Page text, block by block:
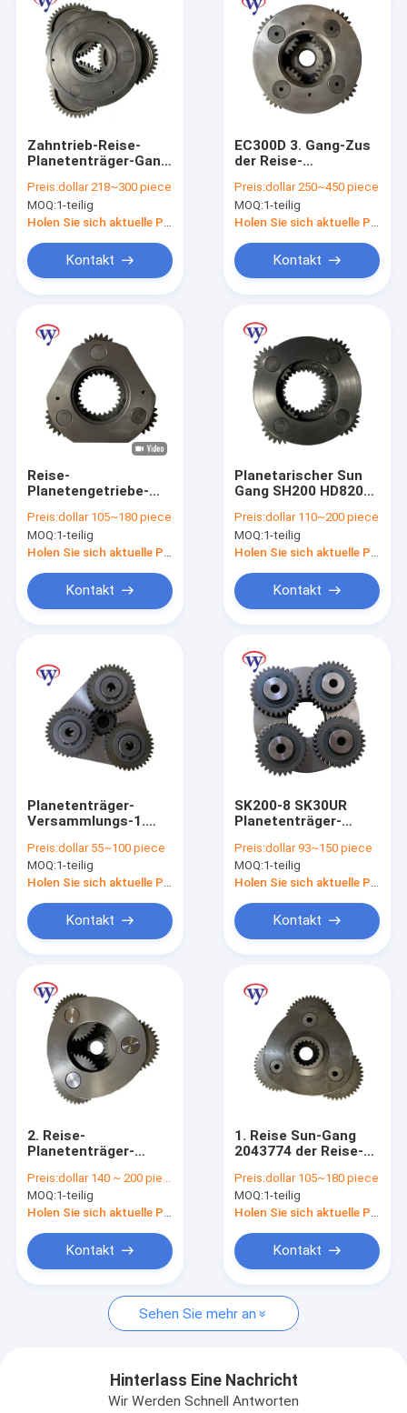
Produkte
Videos
Über uns
Kontakt mit uns
Neuigkeiten
Bitte um ein Angebot
Baggergetriebe
Achsantrieb-Abdeckung
Planetenträgerversammlung
Achsantrieb-Nabe
Achsantrieb-Wohnung
Getriebe Ring Gear
Planetengetriebe-Fördermaschine
Bagger Hydraulic Motor
BaggerAntriebsmotor
Bewegungsgetriebe-Teile
Zahntrieb-Reise-
Planetenträger-Gang
Planetenträger-
Versammlungs-
DH420 1.
Preis:dollar 218~300 piece
MOQ:1-teilig
Holen Sie sich aktuelle Preis
Kontakt
EC300D 3. Gang-Zus
der Reise-
Fördermaschinen-
VOE14599933 Sun
Preis:dollar 250~450 piece
MOQ:1-teilig
Holen Sie sich aktuelle Preis
Kontakt
Reise-
Planetengetriebe-
Gang-Zus
VOE14599946
EC300D 1.
Preis:dollar 105~180 piece
MOQ:1-teilig
Holen Sie sich aktuelle Preis
Kontakt
Planetarischer Sun
Gang SH200 HD820
LNM0265-1 2.
Preis:dollar 110~200 piece
MOQ:1-teilig
Holen Sie sich aktuelle Preis
Kontakt
Planetenträger-
Versammlungs-1.
SK30UR
planetarische Sun-
Gang-
Zus
Preis:dollar 55~100 piece
MOQ:1-teilig
Holen Sie sich aktuelle Preis
Kontakt
SK200-8 SK30UR
Planetenträger-
planetarisch und
Sun-Gang
Preis:dollar 93~150 piece
MOQ:1-teilig
Holen Sie sich aktuelle Preis
Kontakt
2. Reise-
Planetenträger-
EX120-6 1027076 für
Reisegetriebe
Preis:dollar 140 ~ 200 piece
MOQ:1-teilig
Holen Sie sich aktuelle Preis
Kontakt
1. Reise Sun-Gang
2043774 der Reise-
Versammlungs-
ZX120 EX120-6
Preis:dollar 105~180 piece
MOQ:1-teilig
Holen Sie sich aktuelle Preis
Kontakt
Sehen Sie mehr an
Hinterlass Eine Nachricht
Wir Werden Schnell Antworten